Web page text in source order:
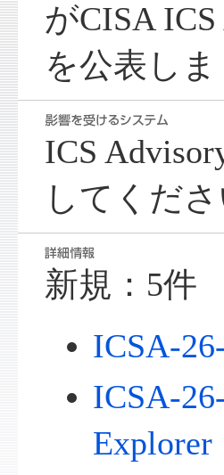
がCISA
を公表しま
ICS
してくださ
新規：5件
ICSA-
ICSA-
Explorer